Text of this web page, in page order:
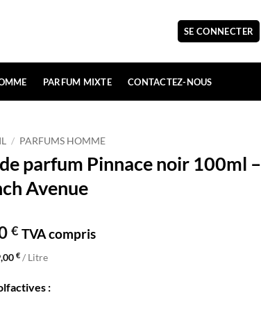
SE CONNECTER
PARFUM MIXTE CONTACTEZ-NOUS
/ PARFUMS HOMME
parfum Pinnace noir 100ml –
Avenue
€ TVA compris
€ / Litre
: